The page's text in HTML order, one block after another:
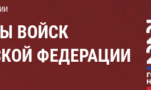
ВОЙСК
ФЕДЕРАЦИИ